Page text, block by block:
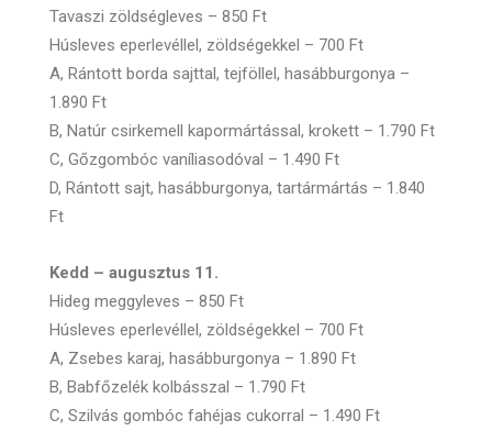
Tavaszi zöldségleves – 850 Ft
Húsleves eperlevéllel, zöldségekkel – 700 Ft
A, Rántott borda sajttal, tejföllel, hasábburgonya –
1.890 Ft
B, Natúr csirkemell kapormártással, krokett – 1.790 Ft
C, Gőzgombóc vaníliasodóval – 1.490 Ft
D, Rántott sajt, hasábburgonya, tartármártás – 1.840
Ft
Kedd – augusztus 11.
Hideg meggyleves – 850 Ft
Húsleves eperlevéllel, zöldségekkel – 700 Ft
A, Zsebes karaj, hasábburgonya – 1.890 Ft
B, Babfőzelék kolbásszal – 1.790 Ft
C, Szilvás gombóc fahéjas cukorral – 1.490 Ft